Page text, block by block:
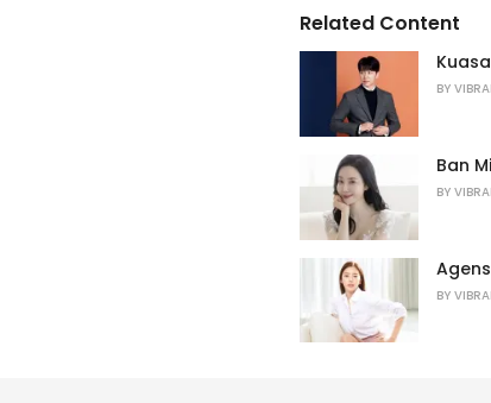
r
i
:Related Content
BY
Ban
BY
BY